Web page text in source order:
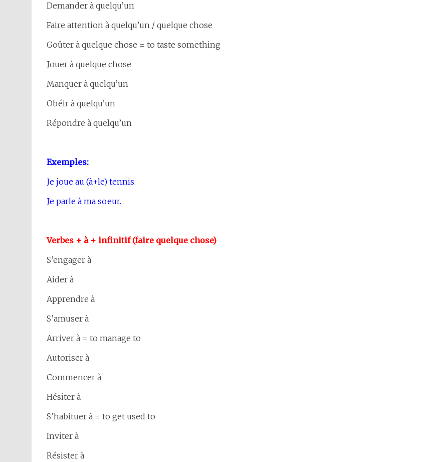
Demander à quelqu’un
Faire attention à quelqu’un / quelque chose
Goûter à quelque chose = to taste something
Jouer à quelque chose
Manquer à quelqu’un
Obéir à quelqu’un
Répondre à quelqu’un
Exemples:
Je joue au (à+le) tennis.
Je parle à ma soeur.
Verbes + à + infinitif (faire quelque chose)
S’engager à
Aider à
Apprendre à
S’amuser à
Arriver à = to manage to
Autoriser à
Commencer à
Hésiter à
S’habituer à = to get used to
Inviter à
Résister à